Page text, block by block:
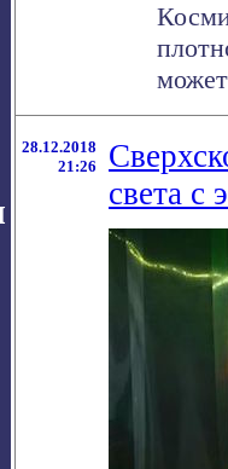
28.12.2018
21:26
света с